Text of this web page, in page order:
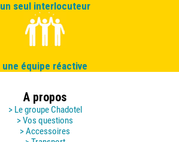
un seul interlocuteur
une équipe réactive
A propos
> Le groupe Chadotel
> Vos questions
> Accessoires